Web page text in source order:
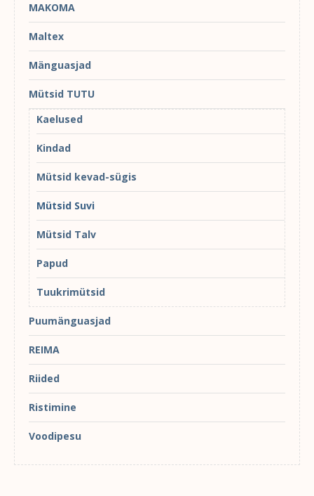
MAKOMA
Maltex
Mänguasjad
Mütsid TUTU
Kaelused
Kindad
Mütsid kevad-sügis
Mütsid Suvi
Mütsid Talv
Papud
Tuukrimütsid
Puumänguasjad
REIMA
Riided
Ristimine
Voodipesu